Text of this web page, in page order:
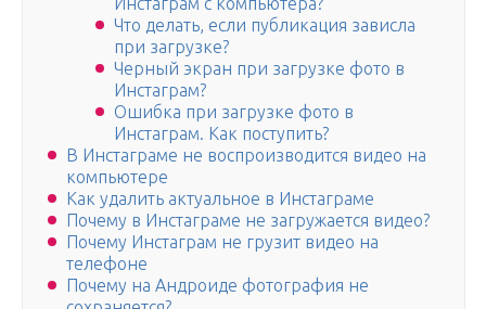
Что делать, если публикация зависла
при загрузке?
Черный экран при загрузке фото в
Инстаграм?
Ошибка при загрузке фото в
Инстаграм. Как поступить?
В Инстаграме не воспроизводится видео на
компьютере
Как удалить актуальное в Инстаграме
Почему в Инстаграме не загружается видео?
Почему Инстаграм не грузит видео на
телефоне
Почему на Андроиде фотография не